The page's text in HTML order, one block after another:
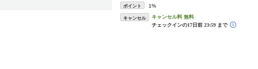
ポイント 1%
キャンセル